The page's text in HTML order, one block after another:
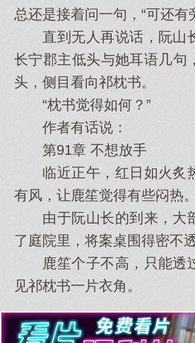
总还是接着问一句，“可还有
直到无人再说话，阮山长
长宁郡主低头与她耳语几句
头，侧目看向祁枕书。
“枕书觉得如何？”
作者有话说：
第91章 不想放手
临近正午，红日如火炙
有风，让鹿笙觉得有些闷热。
由于阮山长的到来，大
了庭院里，将案桌围得密不透
鹿笙个子不高，只能透
见祁枕书一片衣角。